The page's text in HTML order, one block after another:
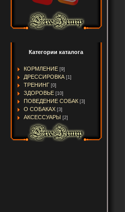
Категории каталога
КОРМЛЕНИЕ [9]
ДРЕССИРОВКА [1]
ТРЕНИНГ [0]
ЗДОРОВЬЕ [10]
ПОВЕДЕНИЕ СОБАК [3]
О СОБАКАХ [3]
АКСЕССУАРЫ [2]